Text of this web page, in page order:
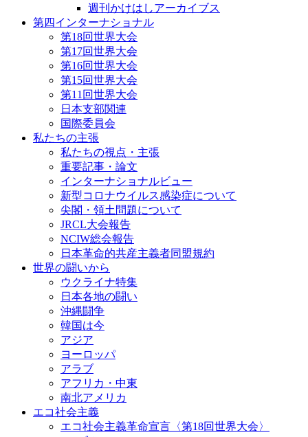
週刊かけはしアーカイブス
第四インターナショナル
第18回世界大会
第17回世界大会
第16回世界大会
第15回世界大会
第11回世界大会
日本支部関連
国際委員会
私たちの主張
私たちの視点・主張
重要記事・論文
インターナショナルビュー
新型コロナウイルス感染症について
尖閣・領土問題について
JRCL大会報告
NCIW総会報告
日本革命的共産主義者同盟規約
世界の闘いから
ウクライナ特集
日本各地の闘い
沖縄闘争
韓国は今
アジア
ヨーロッパ
アラブ
アフリカ・中東
南北アメリカ
エコ社会主義
エコ社会主義革命宣言〈第18回世界大会〉